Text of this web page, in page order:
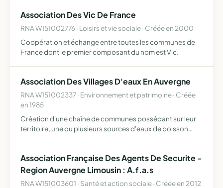
Association Des Vic De France
RNA W151002776 · Loisirs et vie sociale · Créée en 2000
Coopération et échange entre toutes les communes de
France dont le premier composant du nom est Vic.
Association Des Villages D'eaux En Auvergne
RNA W151002337 · Environnement et patrimoine · Créée
en 1985
Création d'une chaîne de communes possédant sur leur
territoire, une ou plusieurs sources d'eaux de boisson
commerci…
Association Française Des Agents De Securite -
Region Auvergne Limousin : A.f.a.s
RNA W151003601 · Santé et action sociale · Créée en 2012